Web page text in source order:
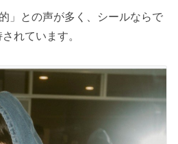
」との声が多く、シールならで
れています。